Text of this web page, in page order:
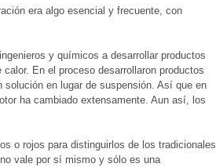
era algo esencial y frecuente, con
y químicos a desarrollar productos
En el proceso desarrollaron productos
en lugar de suspensión. Así que en
ha cambiado extensamente. Aun así, los
o rojos para distinguirlos de los tradicionales
vale por sí mismo y sólo es una